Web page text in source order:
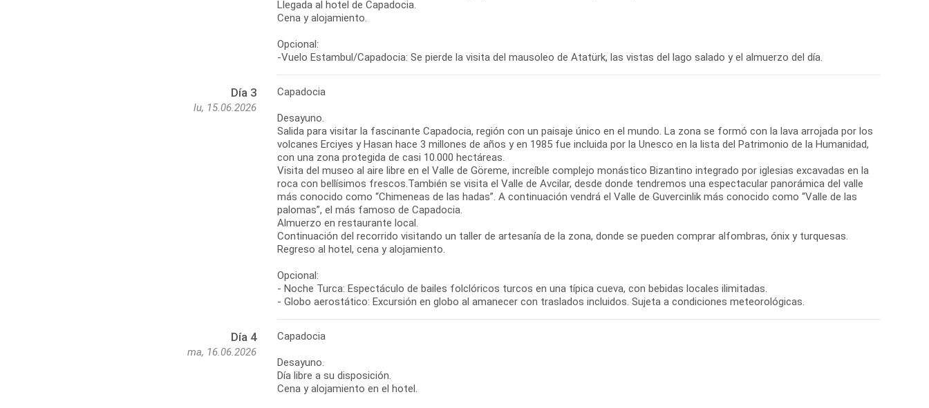
Llegada al hotel de Capadocia.
Cena y alojamiento.
Opcional:
-Vuelo Estambul/Capadocia: Se pierde la visita del mausoleo de Atatürk, las vistas del lago salado y el almuerzo del día.
Día 3
lu, 15.06.2026
Capadocia
Desayuno.
Salida para visitar la fascinante Capadocia, región con un paisaje único en el mundo. La zona se formó con la lava arrojada por los
volcanes Erciyes y Hasan hace 3 millones de años y en 1985 fue incluida por la Unesco en la lista del Patrimonio de la Humanidad,
con una zona protegida de casi 10.000 hectáreas.
Visita del museo al aire libre en el Valle de Göreme, increíble complejo monástico Bizantino integrado por iglesias excavadas en la
roca con bellísimos frescos.También se visita el Valle de Avcilar, desde donde tendremos una espectacular panorámica del valle
más conocido como “Chimeneas de las hadas”. A continuación vendrá el Valle de Guvercinlik más conocido como “Valle de las
palomas”, el más famoso de Capadocia.
Almuerzo en restaurante local.
Continuación del recorrido visitando un taller de artesanía de la zona, donde se pueden comprar alfombras, ónix y turquesas.
Regreso al hotel, cena y alojamiento.
Opcional:
- Noche Turca: Espectáculo de bailes folclóricos turcos en una típica cueva, con bebidas locales ilimitadas.
- Globo aerostático: Excursión en globo al amanecer con traslados incluidos. Sujeta a condiciones meteorológicas.
Día 4
ma, 16.06.2026
Capadocia
Desayuno.
Día libre a su disposición.
Cena y alojamiento en el hotel.